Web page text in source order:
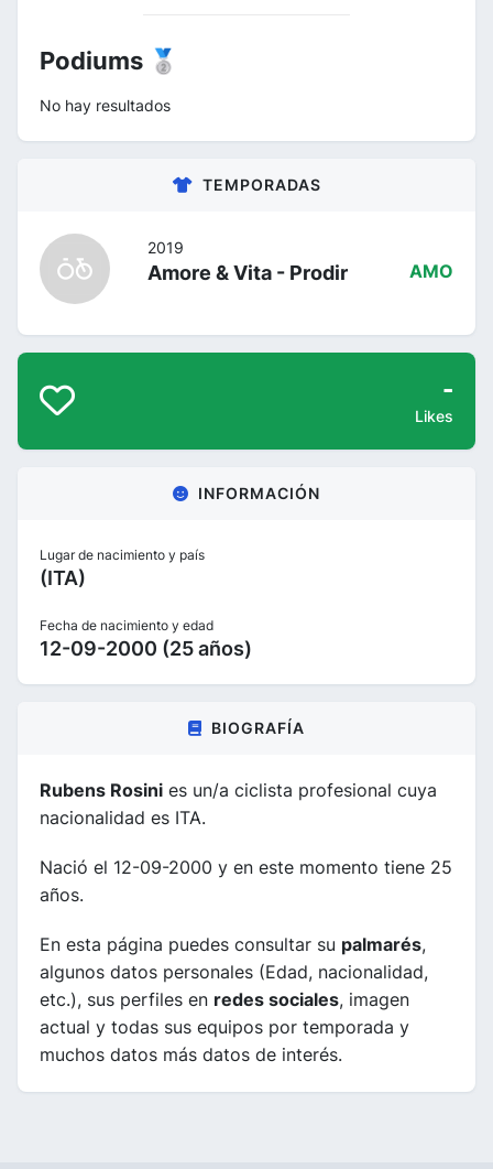
Podiums 🥈
No hay resultados
TEMPORADAS
2019
Amore & Vita - Prodir AMO
-
Likes
INFORMACIÓN
Lugar de nacimiento y país
(ITA)
Fecha de nacimiento y edad
12-09-2000 (25 años)
BIOGRAFÍA
Rubens Rosini es un/a ciclista profesional cuya
nacionalidad es ITA.
Nació el 12-09-2000 y en este momento tiene 25
años.
En esta página puedes consultar su palmarés,
algunos datos personales (Edad, nacionalidad,
etc.), sus perfiles en redes sociales, imagen
actual y todas sus equipos por temporada y
muchos datos más datos de interés.